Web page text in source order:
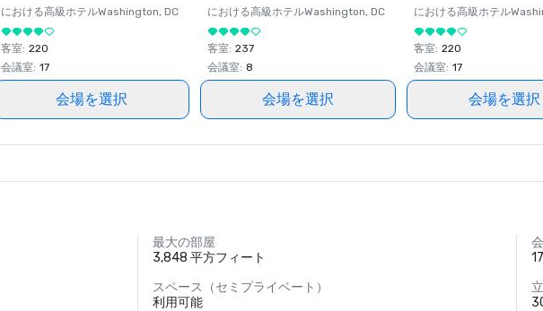
における高級ホテルWashington, DC
客室: 220
会議室: 17
会場を選択
における高級ホテルWashington, DC
客室: 237
会議室: 8
会場を選択
における高級ホテル
客室: 220
会議室: 17
会場を選択
最大の部屋
3,848 平方フィート
17
スペース（セミプライベート）
利用可能